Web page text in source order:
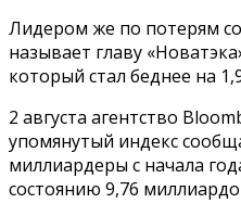
Лидером же по потерям
называет главу
который стал беднее на
2 августа агентство
упомянутый индекс
миллиардеры с начала
состоянию 9,76